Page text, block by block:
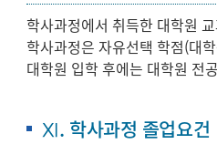
학사과정에서 취득한 대학원
학사과정은 자유선택 학점(대
대학원 입학 후에는 대학원 전
Ⅺ. 학사과정 졸업요건